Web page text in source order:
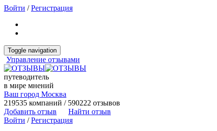
Войти /Регистрация
Toggle navigation
Управление отзывами
путеводитель
в мире мнений
Ваш город Москва
219535 компаний / 590222 отзывов
Добавить отзыв
Найти отзыв
Войти /Регистрация